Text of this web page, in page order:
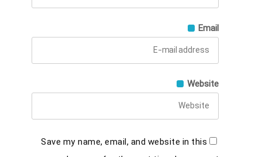
Email
Website
Save my name, email, and website in this